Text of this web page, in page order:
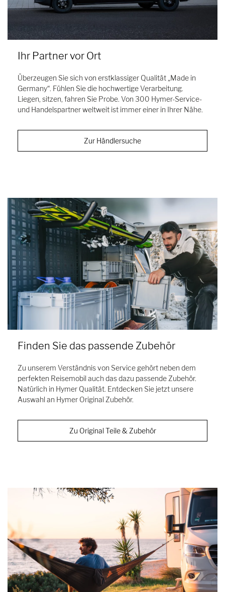
Ihr Partner vor Ort
Überzeugen Sie sich von erstklassiger Qualität „Made in
Germany“. Fühlen Sie die hochwertige Verarbeitung.
Liegen, sitzen, fahren Sie Probe. Von 300 Hymer-Service-
und Handelspartner weltweit ist immer einer in Ihrer Nähe.
Zur Händlersuche
Finden Sie das passende Zubehör
Zu unserem Verständnis von Service gehört neben dem
perfekten Reisemobil auch das dazu passende Zubehör.
Natürlich in Hymer Qualität. Entdecken Sie jetzt unsere
Auswahl an Hymer Original Zubehör.
Zu Original Teile & Zubehör